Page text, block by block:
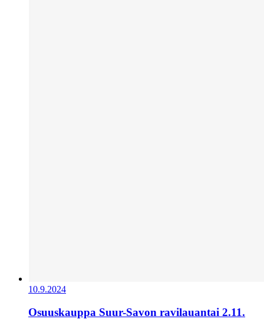
10.9.2024
Osuuskauppa Suur-Savon ravilauantai 2.11.